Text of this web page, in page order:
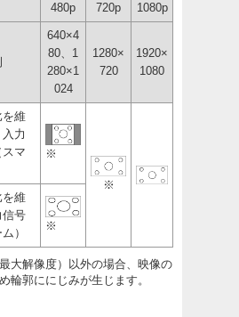
480p 720p 1080p
640×4
80、1
280×1
024
1280×
720
1920×
1080
を維
力
マ
※
※
を維
信号
）
※
大解像度）以外の場合、映像の
輪郭ににじみが生じます。